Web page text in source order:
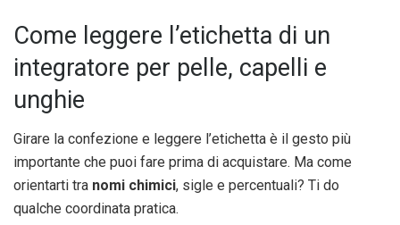
Come leggere l’etichetta di un
integratore per pelle, capelli e
unghie
Girare la confezione e leggere l’etichetta è il gesto più
importante che puoi fare prima di acquistare. Ma come
orientarti tra nomi chimici, sigle e percentuali? Ti do
qualche coordinata pratica.